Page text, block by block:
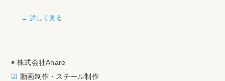
→ 詳しく見る
◉ 株式会社Ahare
☑︎ 動画制作・スチール制作